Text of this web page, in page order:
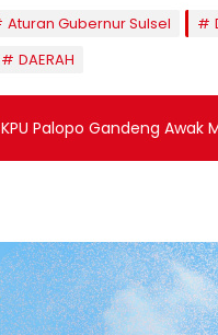
Aturan Gubernur Sulsel
DAERAH
KPU Palopo Gandeng Awak